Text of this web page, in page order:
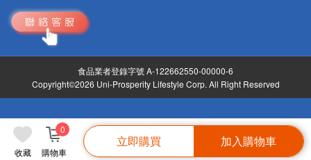
收藏 購物車
0
立即購買 加入購物車
食品業者登錄字號 A-122662550-00000-6
Copyright©2026 Uni-Prosperity Lifestyle Corp. All Right Reserved